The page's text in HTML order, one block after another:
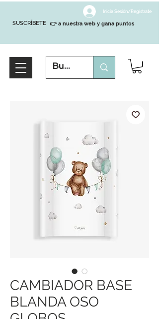
SUSCRÍBETE
Inicia Sesión/Regístrate
👉 a nuestra web y gana puntos
CAMBIADOR BASE
BLANDA OSO